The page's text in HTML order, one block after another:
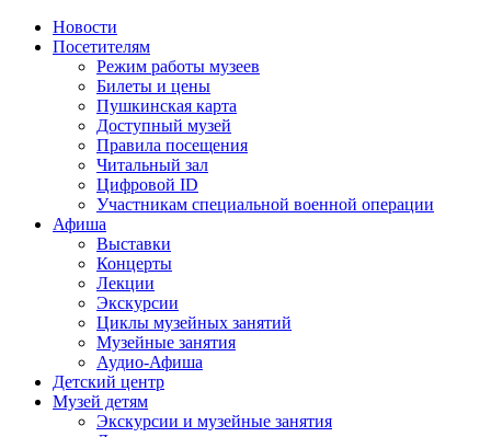
Новости
Посетителям
Режим работы музеев
Билеты и цены
Пушкинская карта
Доступный музей
Правила посещения
Читальный зал
Цифровой ID
Участникам специальной военной операции
Афиша
Выставки
Концерты
Лекции
Экскурсии
Циклы музейных занятий
Музейные занятия
Аудио-Афиша
Детский центр
Музей детям
Экскурсии и музейные занятия